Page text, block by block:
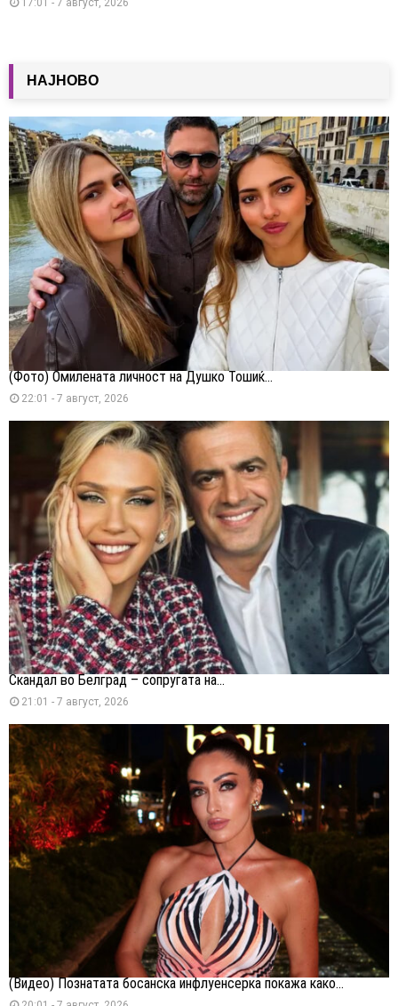
17:01 - 7 август, 2026
НАЈНОВО
(Фото) Омилената личност на Душко Тошиќ...
22:01 - 7 август, 2026
Скандал во Белград – сопругата на...
21:01 - 7 август, 2026
(Видео) Познатата босанска инфлуенсерка покажа како...